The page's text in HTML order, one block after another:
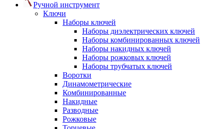
Ручной инструмент
Ключи
Наборы ключей
Наборы диэлектрических ключей
Наборы комбинированных ключей
Наборы накидных ключей
Наборы рожковых ключей
Наборы трубчатых ключей
Воротки
Динамометрические
Комбинированные
Накидные
Разводные
Рожковые